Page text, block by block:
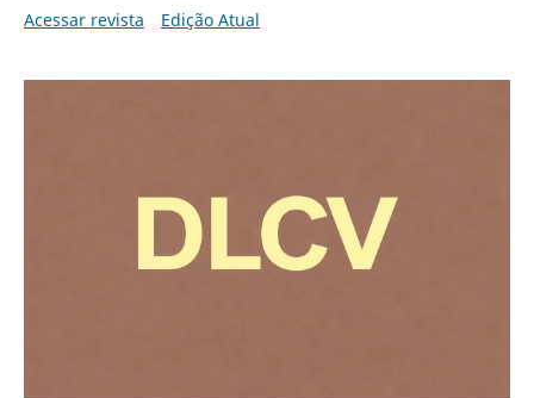
Acessar revista
Edição Atual